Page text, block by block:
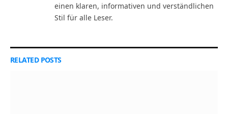
einen klaren, informativen und verständlichen
Stil für alle Leser.
RELATED POSTS